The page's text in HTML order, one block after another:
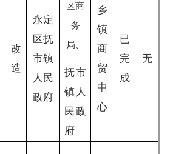
改
造
永定
区抚
市镇
人民
政府
区商
务
局、
抚市
镇人
民政
府
乡
镇
商
贸
中
心
已
完
成
无